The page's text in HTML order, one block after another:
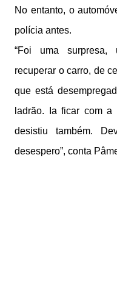
No entanto, o
polícia antes.
“Foi uma
recuperar o carro, de
que está
ladrão. Ia ficar com
desistiu também.
desespero”, conta